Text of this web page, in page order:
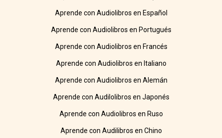
Aprende con Audiolibros en Español
Aprende con Audiolibros en Portugués
Aprende con Audiolibros en Francés
Aprende con Audiolibros en Italiano
Aprende con Audiolibros en Alemán
Aprende con Audilolibros en Japonés
Aprende con Audiolibros en Ruso
Aprende con Audilibros en Chino